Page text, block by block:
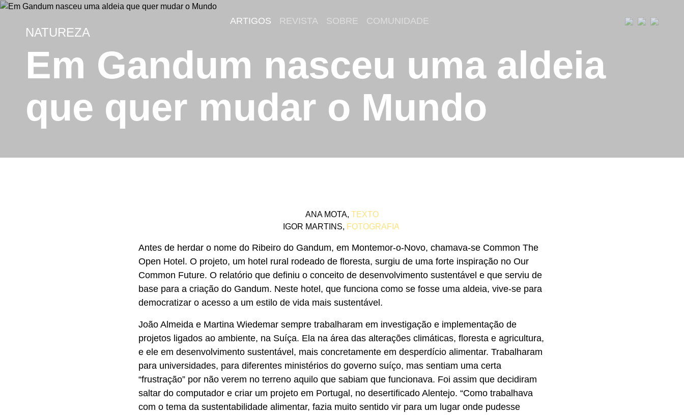
ARTIGOS REVISTA SOBRE COMUNIDADE
NATUREZA
Em Gandum nasceu uma aldeia
que quer mudar o Mundo
ANA MOTA, TEXTO
IGOR MARTINS, FOTOGRAFIA
Antes de herdar o nome do Ribeiro do Gandum, em Montemor-o-Novo, chamava-se Common The
Open Hotel. O projeto, um hotel rural rodeado de floresta, surgiu de uma forte inspiração no Our
Common Future. O relatório que definiu o conceito de desenvolvimento sustentável e que serviu de
base para a criação do Gandum. Neste hotel, que funciona como se fosse uma aldeia, vive-se para
democratizar o acesso a um estilo de vida mais sustentável.
João Almeida e Martina Wiedemar sempre trabalharam em investigação e implementação de
projetos ligados ao ambiente, na Suíça. Ela na área das alterações climáticas, floresta e agricultura,
e ele em desenvolvimento sustentável, mais concretamente em desperdício alimentar. Trabalharam
para universidades, para diferentes ministérios do governo suíço, mas sentiam uma certa
“frustração” por não verem no terreno aquilo que sabiam que funcionava. Foi assim que decidiram
saltar do computador e criar um projeto em Portugal, no desertificado Alentejo. “Como trabalhava
com o tema da sustentabilidade alimentar, fazia muito sentido vir para um lugar onde pudesse